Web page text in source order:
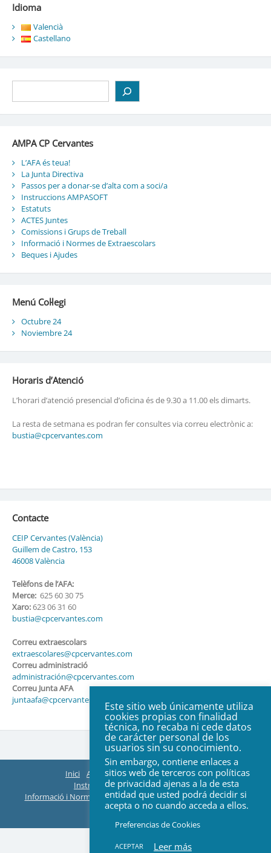
Idioma
Valencià
Castellano
AMPA CP Cervantes
L’AFA és teua!
La Junta Directiva
Passos per a donar-se d’alta com a soci/a
Instruccions AMPASOFT
Estatuts
ACTES Juntes
Comissions i Grups de Treball
Informació i Normes de Extraescolars
Beques i Ajudes
Menú Col·legi
Octubre 24
Noviembre 24
Horaris d’Atenció
L’horari d’atenció presencial d’oficina és de 9.30 a 11.00 els dimarts.
La resta de setmana es podran fer consultes via correu electrònic a:
bustia@cpcervantes.com
Contacte
CEIP Cervantes (València)
Guillem de Castro, 153
46008 València
Telèfons de l’AFA:
Merce:625 60 30 75
Xaro:623 06 31 60
bustia@cpcervantes.com
Correu extraescolars
extraescolares@cpcervantes.com
Correu administració
administración@cpcervantes.com
Correu Junta AFA
juntaafa@cpcervantes.com
Inici AFA Organització
ACTES Juntes
Instruccions EasyManager i Teams
Informació i Normes de Extraescolars
Web Col·legi
Contacte
© 2026 All rights reserved
Este sitio web únicamente utiliza
cookies propias con finalidad
técnica, no recaba ni cede datos
de carácter personal de los
usuarios sin su conocimiento.
Sin embargo, contiene enlaces a
sitios web de terceros con políticas
de privacidad ajenas a la de esta
entidad que usted podrá decidir si
acepta o no cuando acceda a ellos.
Preferencias de Cookies
ACEPTAR Leer más